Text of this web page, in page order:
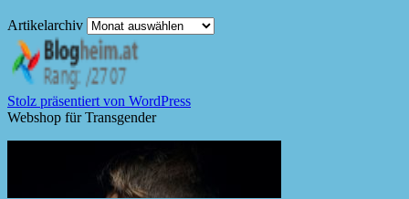
Artikelarchiv
Stolz präsentiert von WordPress
Webshop für Transgender